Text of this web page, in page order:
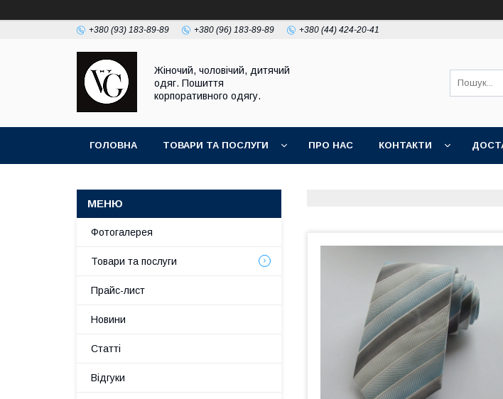
+380 (93) 183-89-89 +380 (96) 183-89-89 +380 (44) 424-20-41
Жіночий, чоловічий, дитячий
одяг. Пошиття
корпоративного одягу.
ГОЛОВНА ТОВАРИ ТА ПОСЛУГИ ПРО НАС КОНТАКТИ
Фотогалерея
Товари та послуги
Прайс-лист
Новини
Статті
Відгуки